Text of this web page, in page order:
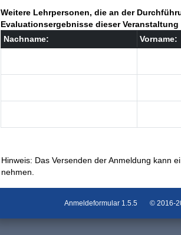
Weitere Lehrpersonen, die an der
Evaluationsergebnisse dieser
Nachname:
Vorname:
Hinweis: Das Versenden der Anmeldung kann
nehmen.
Anmeldeformular 1.5.5 © 2016-